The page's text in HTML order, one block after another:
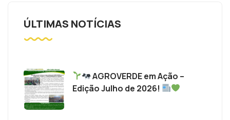
ÚLTIMAS NOTÍCIAS
AGROVERDE em Ação –
Edição Julho de 2026!